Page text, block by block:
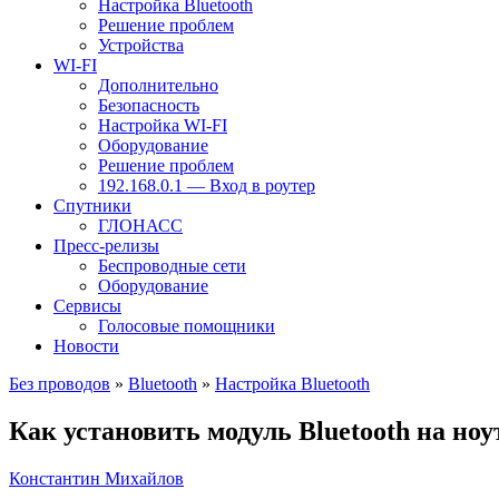
Настройка Bluetooth
Решение проблем
Устройства
WI-FI
Дополнительно
Безопасность
Настройка WI-FI
Оборудование
Решение проблем
192.168.0.1 — Вход в роутер
Спутники
ГЛОНАСС
Пресс-релизы
Беспроводные сети
Оборудование
Сервисы
Голосовые помощники
Новости
Без проводов » Bluetooth » Настройка Bluetooth
Как установить модуль Bluetooth на
Константин Михайлов